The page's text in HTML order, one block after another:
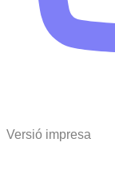
Versió impresa